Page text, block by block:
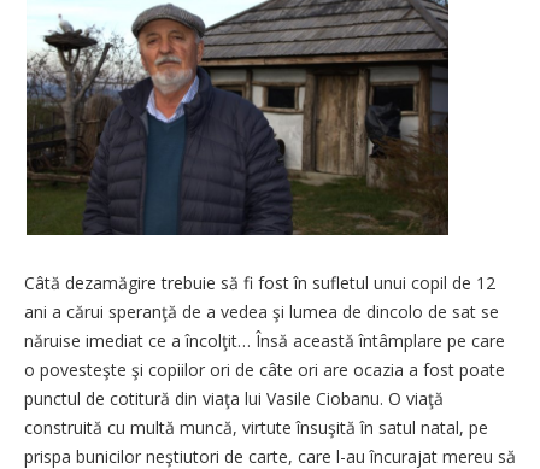
Câtă dezamăgire trebuie să fi fost în sufletul unui copil de 12
ani a cărui speranţă de a vedea şi lumea de dincolo de sat se
năruise imediat ce a încolţit… Însă această întâmplare pe care
o povesteşte şi copiilor ori de câte ori are ocazia a fost poate
punctul de cotitură din viaţa lui Vasile Ciobanu. O viaţă
construită cu multă muncă, virtute însuşită în satul natal, pe
prispa bunicilor neştiutori de carte, care l-au încurajat mereu să